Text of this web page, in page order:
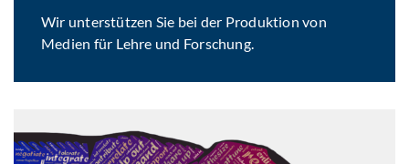
Wir unterstützen Sie bei der Produktion von
Medien für Lehre und Forschung.